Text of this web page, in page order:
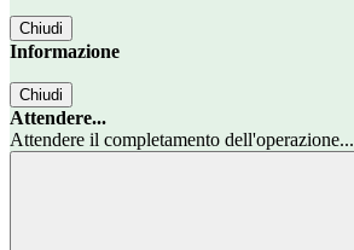
Chiudi
Informazione
Chiudi
Attendere...
Attendere il completamento dell'operazione...